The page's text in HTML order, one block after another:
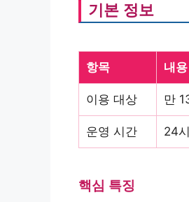
기본 정보
항목 내용
이용 대상 만
운영 시간 24
핵심 특징